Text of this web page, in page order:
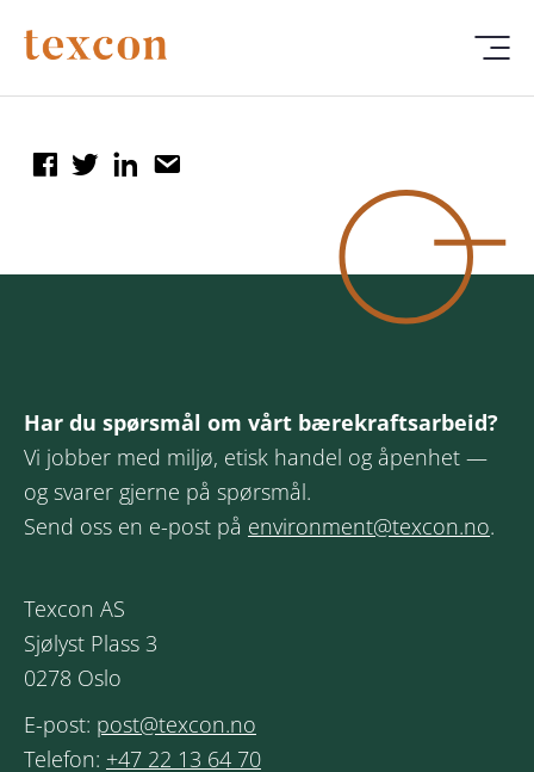
Har du spørsmål om vårt bærekraftsarbeid?
Vi jobber med miljø, etisk handel og åpenhet —
og svarer gjerne på spørsmål.
Send oss en e-post på environment@texcon.no.
Texcon AS
Sjølyst Plass 3
0278 Oslo
E-post: post@texcon.no
Telefon: +47 22 13 64 70